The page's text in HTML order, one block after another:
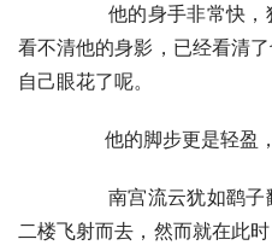
他的身手非常快，犹
看不清他的身影，已经看清
自己眼花了呢。
他的脚步更是轻盈，
南宫流云犹如鹞子翻
二楼飞射而去，然而就在此